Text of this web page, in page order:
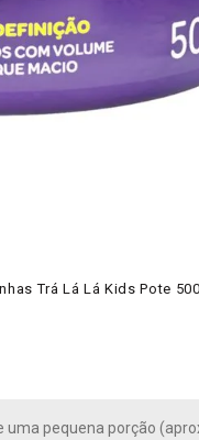
Trá Lá Lá Kids Pote
uma pequena porção